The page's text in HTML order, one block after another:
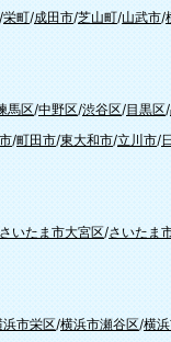
/栄町/成田市/芝山町/山武市/
馬区/中野区/渋谷区/目黒区/
/町田市/東大和市/立川市/
さいたま市大宮区/さいたま
浜市栄区/横浜市瀬谷区/横